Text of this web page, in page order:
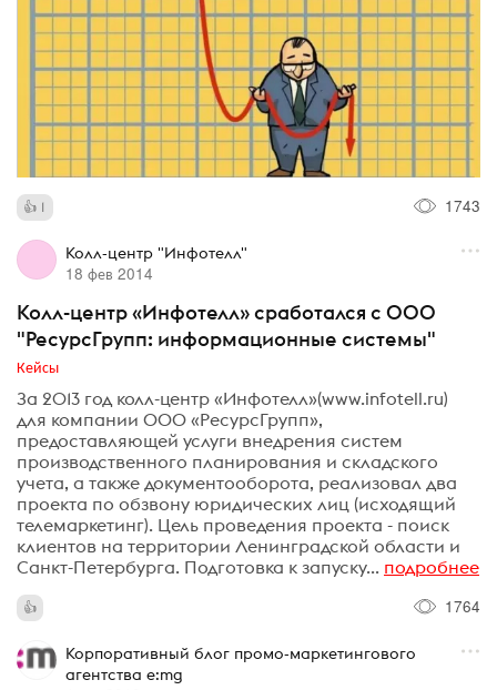
1 1743
Колл-центр "Инфотелл"
18 фев 2014
Колл-центр «Инфотелл» сработался с ООО
"РесурсГрупп: информационные системы"
Кейсы
За 2013 год колл-центр «Инфотелл»(www.infotell.ru)
для компании ООО «РесурсГрупп»,
предоставляющей услуги внедрения систем
производственного планирования и складского
учета, а также документооборота, реализовал два
проекта по обзвону юридических лиц (исходящий
телемаркетинг). Цель проведения проекта - поиск
клиентов на территории Ленинградской области и
Санкт-Петербурга. Подготовка к запуску... подробнее
1764
Корпоративный блог промо-маркетингового
агентства e:mg